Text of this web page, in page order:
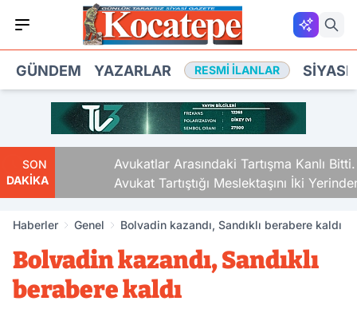
GÜNDEM YAZARLAR RESMI İLANLAR
SON
DAKİKA
Avukatlar Arasındaki Tartışma Kanlı Bitti.
Avukat Tartıştığı Meslektaşını İki Yerinden
Vurdu
Haberler Genel Bolvadin kazandı, Sandıklı berabere kaldı
Bolvadin kazandı, Sandıklı
berabere kaldı